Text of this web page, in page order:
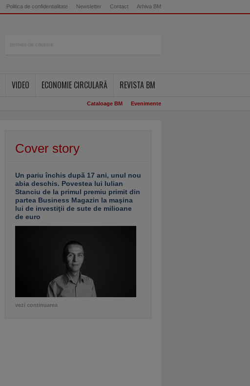
Politica de confidentialitate Newsletter Contact Arhiva BM
VIDEO ECONOMIE CIRCULARĂ REVISTA BM
Cataloage BM Evenimente
Cover story
Un pariu închis după 17 ani, unul nou
abia deschis. Povestea lui Iulian
Stanciu de la primul premiu primit din
partea Business Magazin la maşina
lui de investiţii de sute de milioane
de euro
vezi continuarea